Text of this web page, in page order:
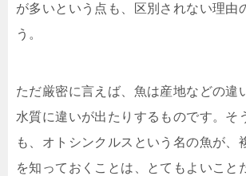
が多いという点も、区別されない理由
う。
ただ厳密に言えば、魚は産地などの違
水質に違いが出たりするものです。そ
も、オトシンクルスという名の魚が、
を知っておくことは、とてもよいこと